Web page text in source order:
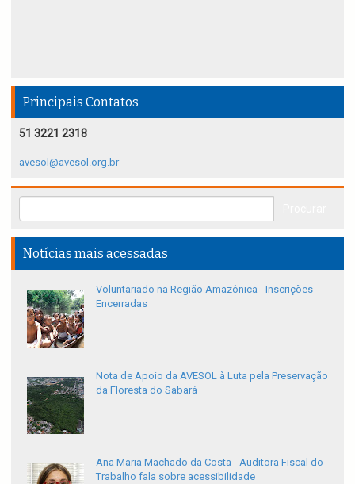
Principais Contatos
51 3221 2318
avesol@avesol.org.br
Notícias mais acessadas
Voluntariado na Região Amazônica - Inscrições
Encerradas
Nota de Apoio da AVESOL à Luta pela Preservação
da Floresta do Sabará
Ana Maria Machado da Costa - Auditora Fiscal do
Trabalho fala sobre acessibilidade